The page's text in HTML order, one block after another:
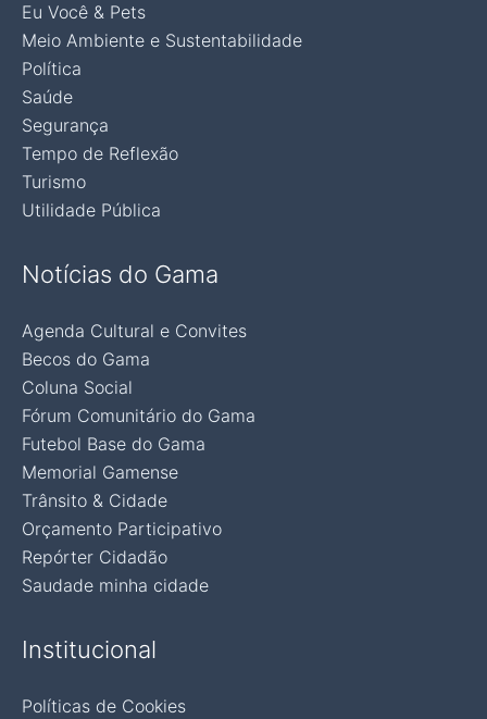
Eu Você & Pets
Meio Ambiente e Sustentabilidade
Política
Saúde
Segurança
Tempo de Reflexão
Turismo
Utilidade Pública
Notícias do Gama
Agenda Cultural e Convites
Becos do Gama
Coluna Social
Fórum Comunitário do Gama
Futebol Base do Gama
Memorial Gamense
Trânsito & Cidade
Orçamento Participativo
Repórter Cidadão
Saudade minha cidade
Institucional
Políticas de Cookies